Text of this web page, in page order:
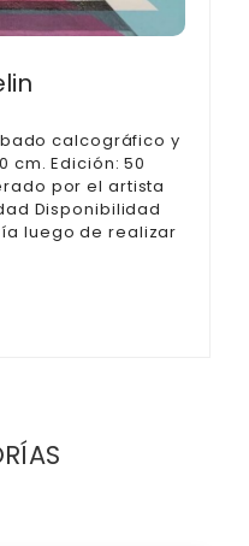
calcográfico y
cm. Edición: 50
por el artista
Disponibilidad
luego de realizar